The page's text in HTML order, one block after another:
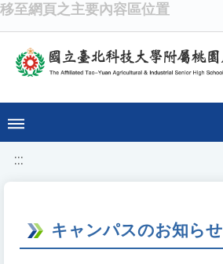
移至網頁之主要內容區位置
:::
キャンパスのお知らせ